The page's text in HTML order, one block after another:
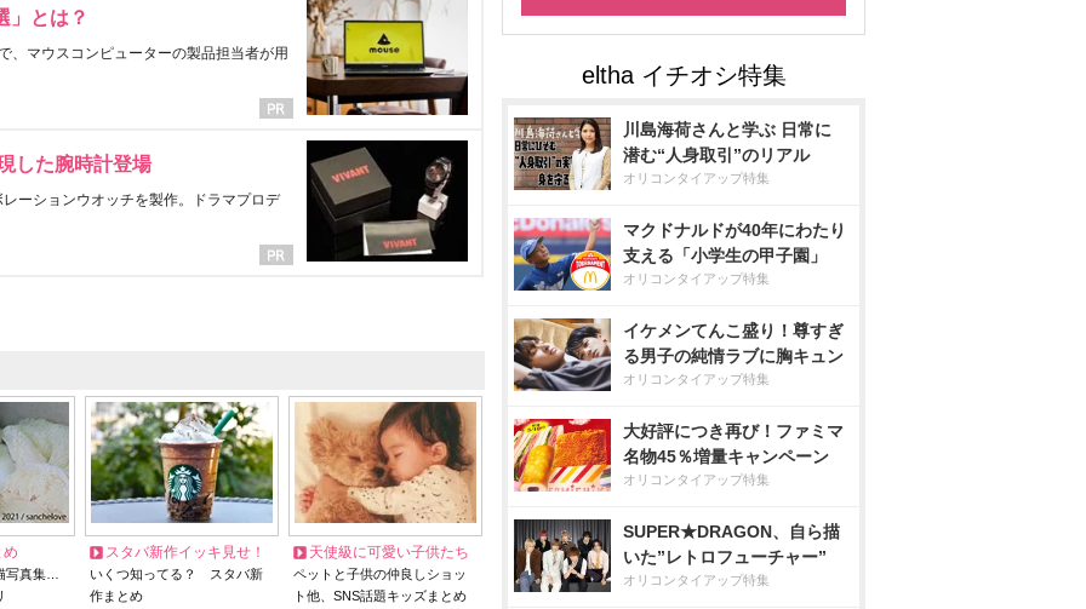
」とは？
、マウスコンピューターの製品担当者が用
した腕時計登場
ーションウオッチを製作。ドラマプロデ
め
写真集…
スタバ新作イッキ見せ！
いくつ知ってる？ スタバ新
作まとめ
天使級に可愛い子供たち
ペットと子供の仲良しショッ
ト他、SNS話題キッズまとめ
川島海荷さんと学ぶ 日常に
潜む“人身取引”のリアル
オリコンタイアップ特集
マクドナルドが40年にわたり
支える「小学生の甲子園」
オリコンタイアップ特集
イケメンてんこ盛り！尊すぎ
る男子の純情ラブに胸キュン
オリコンタイアップ特集
大好評につき再び！ファミマ
名物45％増量キャンペーン
オリコンタイアップ特集
SUPER★DRAGON、自ら描
いた”レトロフューチャー”
オリコンタイアップ特集